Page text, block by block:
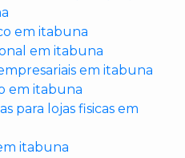
em itabuna
em itabuna
em itabuna
em itabuna
para lojas fisicas em
itabuna